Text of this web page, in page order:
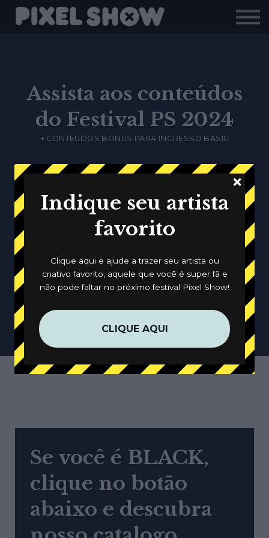
Shop
Revista Zupi
Assista aos conteúdos
do Festival PS 2024
+ CONTEÚDOS BONUS PARA INGRESSO BASIC
Todos
Meus Conteúdos
Popular
Gratuito
Criativos
Categorias
Se você é BLACK,
clique no botão
abaixo e descubra
Indique seu artista
favorito
Clique aqui e ajude a trazer seu artista ou
criativo favorito, aquele que você é super fã e
não pode faltar no próximo festival Pixel Show!
CLIQUE AQUI